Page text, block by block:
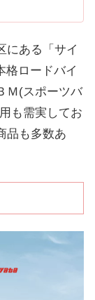
にある「サイ
ロードバイ
Ｍ(スポーツバ
も需実してお
品も多数あ